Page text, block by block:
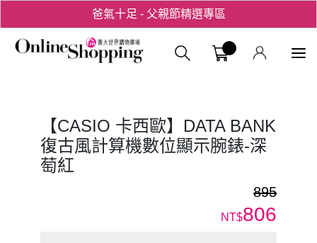
爸氣十足 - 父親節精選專區
用心愛你！七夕星選禮遇！義大購物
【CASIO 卡西歐】DATA BANK
復古風計算機數位顯示腕錶-深
萄紅
895
NT$806